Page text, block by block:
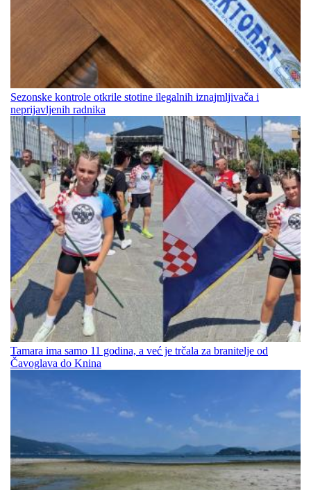
Sezonske kontrole otkrile stotine ilegalnih iznajmljivača i
neprijavljenih radnika
Tamara ima samo 11 godina, a već je trčala za branitelje od
Čavoglava do Knina